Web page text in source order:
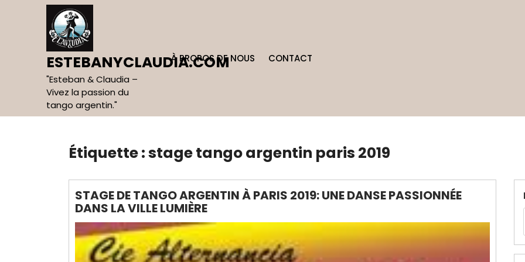
ESTEBANYCLAUDIA.COM
"Esteban & Claudia –
Vivez la passion du
tango argentin."
À PROPOS DE NOUS CONTACT
Étiquette :stage tango argentin paris 2019
STAGE DE TANGO ARGENTIN À PARIS 2019: UNE DANSE PASSIONNÉE
DANS LA VILLE LUMIÈRE